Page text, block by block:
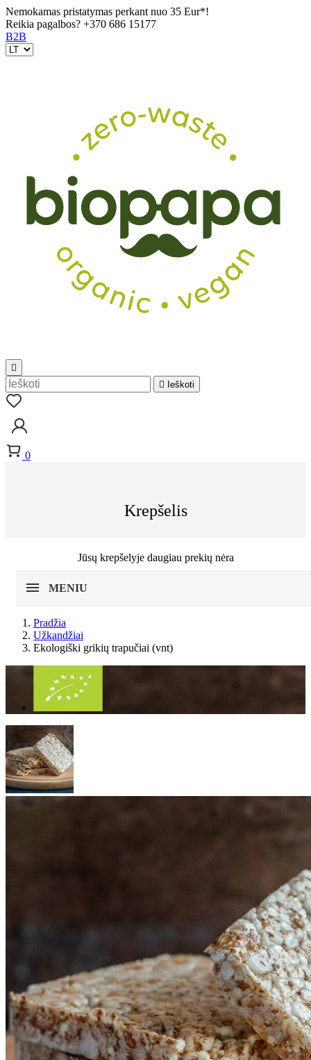
Nemokamas pristatymas perkant nuo 35 Eur*!
Reikia pagalbos? +370 686 15177
B2B


Ieškoti
0
Krepšelis
Jūsų krepšelyje daugiau prekių nėra
MENIU
Pradžia
Užkandžiai
Ekologiški grikių trapučiai (vnt)